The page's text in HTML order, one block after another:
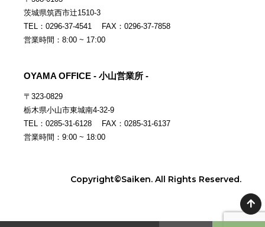
茨城県筑西市辻1510-3
TEL：0296-37-4541 FAX：0296-37-7858
営業時間：8:00 ~ 17:00
OYAMA OFFICE - 小山営業所 -
〒323-0829
栃木県小山市東城南4-32-9
TEL：0285-31-6128 FAX：0285-31-6137
営業時間：9:00 ~ 18:00
Copyright©Saiken. All Rights Reserved.